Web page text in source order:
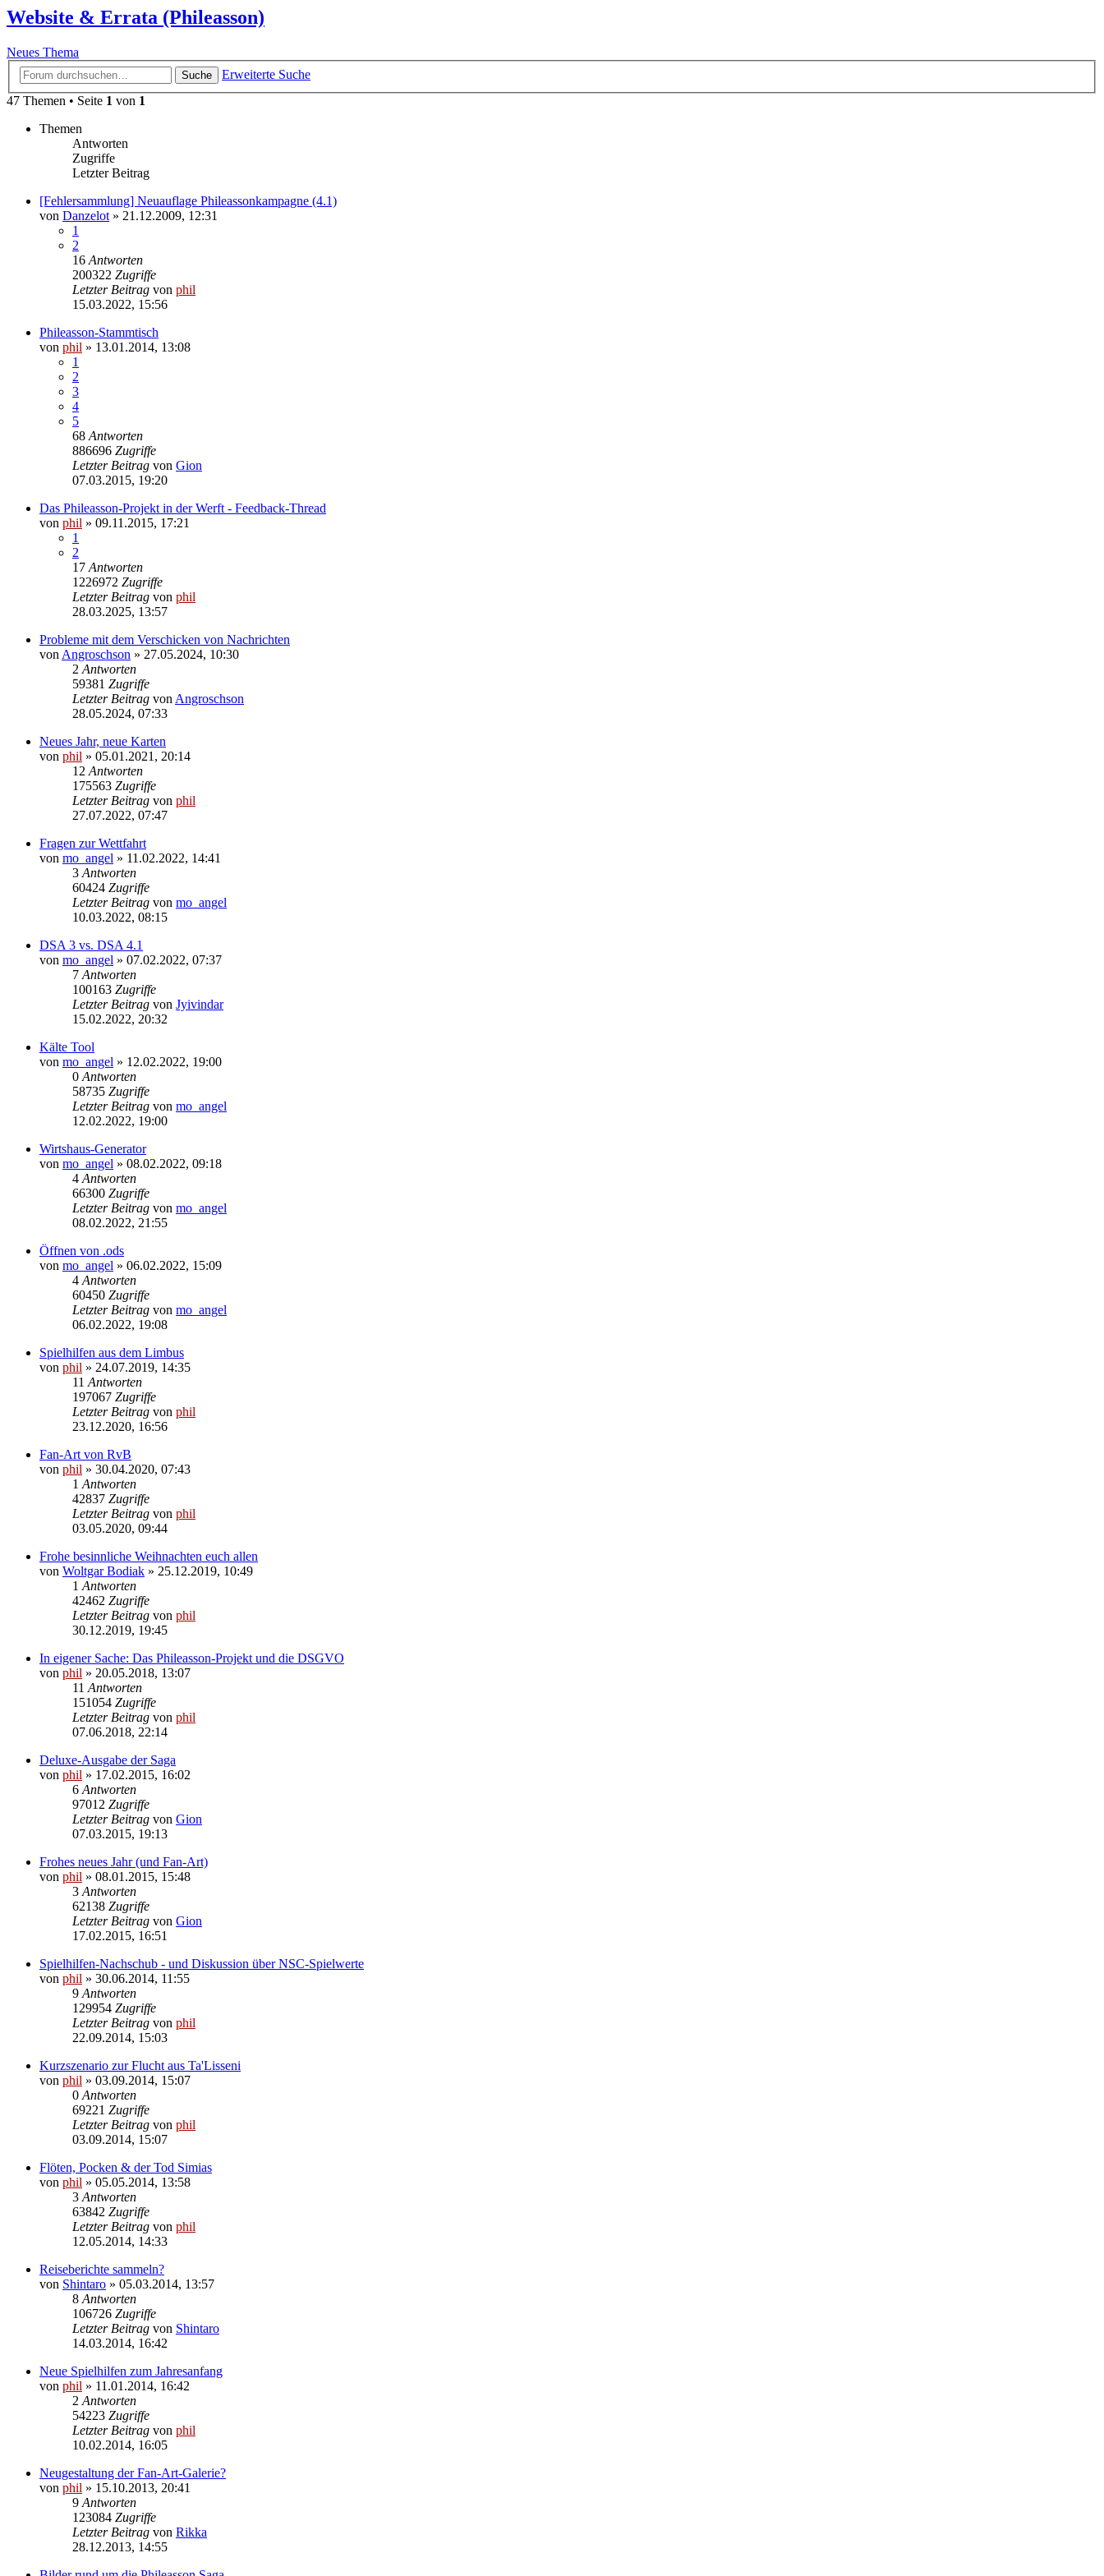
Website & Errata (Phileasson)
Neues Thema
Suche
Erweiterte Suche
47 Themen • Seite 1 von 1
Themen
Antworten
Zugriffe
Letzter Beitrag
[Fehlersammlung] Neuauflage Phileassonkampagne (4.1)
von Danzelot » 21.12.2009, 12:31
1
2
16 Antworten
200322 Zugriffe
Letzter Beitrag von phil
15.03.2022, 15:56
Phileasson-Stammtisch
von phil » 13.01.2014, 13:08
1
2
3
4
5
68 Antworten
886696 Zugriffe
Letzter Beitrag von Gion
07.03.2015, 19:20
Das Phileasson-Projekt in der Werft - Feedback-Thread
von phil » 09.11.2015, 17:21
1
2
17 Antworten
1226972 Zugriffe
Letzter Beitrag von phil
28.03.2025, 13:57
Probleme mit dem Verschicken von Nachrichten
von Angroschson » 27.05.2024, 10:30
2 Antworten
59381 Zugriffe
Letzter Beitrag von Angroschson
28.05.2024, 07:33
Neues Jahr, neue Karten
von phil » 05.01.2021, 20:14
12 Antworten
175563 Zugriffe
Letzter Beitrag von phil
27.07.2022, 07:47
Fragen zur Wettfahrt
von mo_angel » 11.02.2022, 14:41
3 Antworten
60424 Zugriffe
Letzter Beitrag von mo_angel
10.03.2022, 08:15
DSA 3 vs. DSA 4.1
von mo_angel » 07.02.2022, 07:37
7 Antworten
100163 Zugriffe
Letzter Beitrag von Jyivindar
15.02.2022, 20:32
Kälte Tool
von mo_angel » 12.02.2022, 19:00
0 Antworten
58735 Zugriffe
Letzter Beitrag von mo_angel
12.02.2022, 19:00
Wirtshaus-Generator
von mo_angel » 08.02.2022, 09:18
4 Antworten
66300 Zugriffe
Letzter Beitrag von mo_angel
08.02.2022, 21:55
Öffnen von .ods
von mo_angel » 06.02.2022, 15:09
4 Antworten
60450 Zugriffe
Letzter Beitrag von mo_angel
06.02.2022, 19:08
Spielhilfen aus dem Limbus
von phil » 24.07.2019, 14:35
11 Antworten
197067 Zugriffe
Letzter Beitrag von phil
23.12.2020, 16:56
Fan-Art von RvB
von phil » 30.04.2020, 07:43
1 Antworten
42837 Zugriffe
Letzter Beitrag von phil
03.05.2020, 09:44
Frohe besinnliche Weihnachten euch allen
von Woltgar Bodiak » 25.12.2019, 10:49
1 Antworten
42462 Zugriffe
Letzter Beitrag von phil
30.12.2019, 19:45
In eigener Sache: Das Phileasson-Projekt und die DSGVO
von phil » 20.05.2018, 13:07
11 Antworten
151054 Zugriffe
Letzter Beitrag von phil
07.06.2018, 22:14
Deluxe-Ausgabe der Saga
von phil » 17.02.2015, 16:02
6 Antworten
97012 Zugriffe
Letzter Beitrag von Gion
07.03.2015, 19:13
Frohes neues Jahr (und Fan-Art)
von phil » 08.01.2015, 15:48
3 Antworten
62138 Zugriffe
Letzter Beitrag von Gion
17.02.2015, 16:51
Spielhilfen-Nachschub - und Diskussion über NSC-Spielwerte
von phil » 30.06.2014, 11:55
9 Antworten
129954 Zugriffe
Letzter Beitrag von phil
22.09.2014, 15:03
Kurzszenario zur Flucht aus Ta'Lisseni
von phil » 03.09.2014, 15:07
0 Antworten
69221 Zugriffe
Letzter Beitrag von phil
03.09.2014, 15:07
Flöten, Pocken & der Tod Simias
von phil » 05.05.2014, 13:58
3 Antworten
63842 Zugriffe
Letzter Beitrag von phil
12.05.2014, 14:33
Reiseberichte sammeln?
von Shintaro » 05.03.2014, 13:57
8 Antworten
106726 Zugriffe
Letzter Beitrag von Shintaro
14.03.2014, 16:42
Neue Spielhilfen zum Jahresanfang
von phil » 11.01.2014, 16:42
2 Antworten
54223 Zugriffe
Letzter Beitrag von phil
10.02.2014, 16:05
Neugestaltung der Fan-Art-Galerie?
von phil » 15.10.2013, 20:41
9 Antworten
123084 Zugriffe
Letzter Beitrag von Rikka
28.12.2013, 14:55